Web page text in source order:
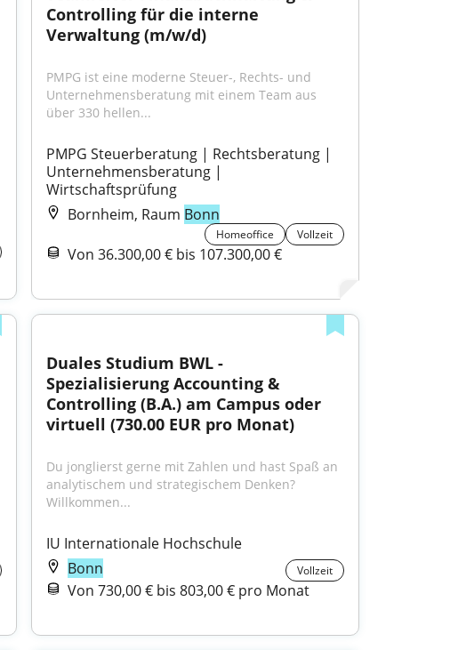
Controlling für die interne
Verwaltung (m/w/d)
PMPG ist eine moderne Steuer-, Rechts- und
Unternehmensberatung mit einem Team aus
über 330 hellen...
PMPG Steuerberatung | Rechtsberatung |
Unternehmensberatung |
Wirtschaftsprüfung
Bornheim, Raum Bonn
Homeoffice Vollzeit
Von 36.300,00 € bis 107.300,00 €
Duales Studium BWL -
Spezialisierung Accounting &
Controlling (B.A.) am Campus oder
virtuell (730.00 EUR pro Monat)
Du jonglierst gerne mit Zahlen und hast Spaß an
analytischem und strategischem Denken?
Willkommen...
IU Internationale Hochschule
Bonn
Vollzeit
Von 730,00 € bis 803,00 € pro Monat